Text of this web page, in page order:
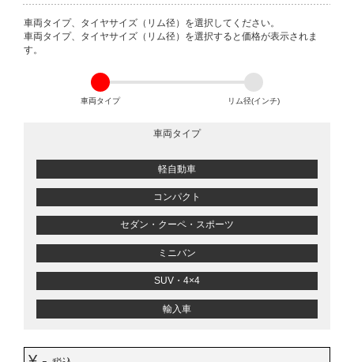
VARIATIONS
車両タイプ、タイヤサイズ（リム径）を選択してください。
車両タイプ、タイヤサイズ（リム径）を選択すると価格が表示されま
す。
車両タイプ リム径(インチ)
車両タイプ
軽自動車
コンパクト
セダン・クーペ・スポーツ
ミニバン
SUV・4×4
輸入車